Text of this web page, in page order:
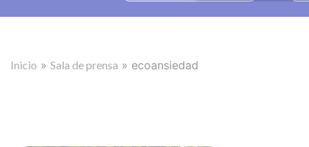
Inicio » Sala de prensa » ecoansiedad